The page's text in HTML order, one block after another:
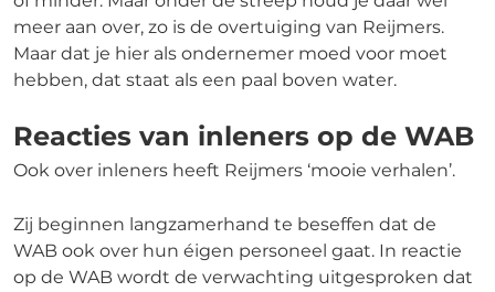
meer aan over, zo is de overtuiging van Reijmers.
Maar dat je hier als ondernemer moed voor moet
hebben, dat staat als een paal boven water.
Reacties van inleners op de WAB
Ook over inleners heeft Reijmers ‘mooie verhalen’.
Zij beginnen langzamerhand te beseffen dat de
WAB ook over hun éigen personeel gaat. In reactie
op de WAB wordt de verwachting uitgesproken dat